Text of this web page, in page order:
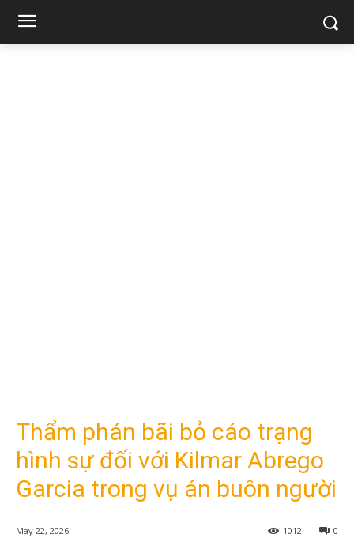
Thẩm phán bãi bỏ cáo trạng
hình sự đối với Kilmar Abrego
Garcia trong vụ án buôn người
May 22, 2026 0
1012